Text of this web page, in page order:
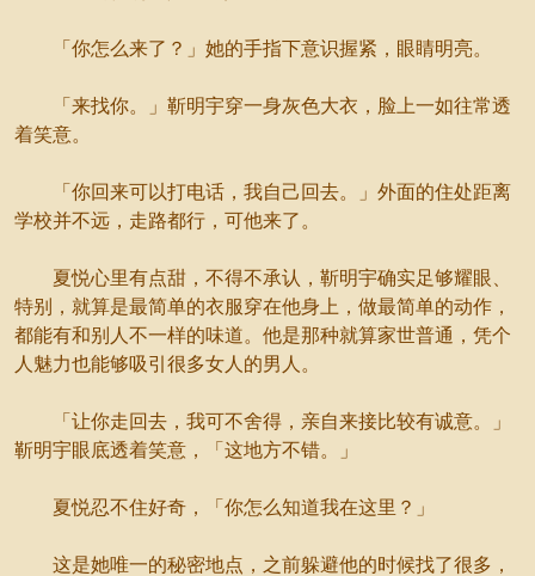
「你怎么来了？」她的手指下意识握紧，眼睛明亮。
「来找你。」靳明宇穿一身灰色大衣，脸上一如往常透
着笑意。
「你回来可以打电话，我自己回去。」外面的住处距离
学校并不远，走路都行，可他来了。
夏悦心里有点甜，不得不承认，靳明宇确实足够耀眼、
特别，就算是最简单的衣服穿在他身上，做最简单的动作，
都能有和别人不一样的味道。他是那种就算家世普通，凭个
人魅力也能够吸引很多女人的男人。
「让你走回去，我可不舍得，亲自来接比较有诚意。」
靳明宇眼底透着笑意，「这地方不错。」
夏悦忍不住好奇，「你怎么知道我在这里？」
这是她唯一的秘密地点，之前躲避他的时候找了很多，